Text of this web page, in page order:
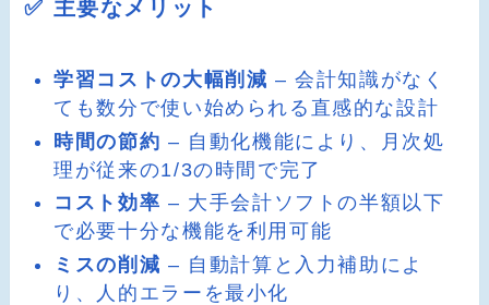
✅ 主要なメリット
学習コストの大幅削減 – 会計知識がなく
ても数分で使い始められる直感的な設計
時間の節約 – 自動化機能により、月次処
理が従来の1/3の時間で完了
コスト効率 – 大手会計ソフトの半額以下
で必要十分な機能を利用可能
ミスの削減 – 自動計算と入力補助によ
り、人的エラーを最小化